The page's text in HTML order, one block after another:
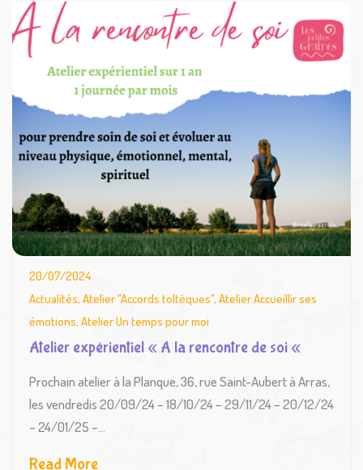
20/07/2024
Actualités, Atelier "Accords toltèques", Atelier Accueillir ses
émotions, Atelier Un temps pour moi
Atelier expérientiel « A la rencontre de soi «
Prochain atelier à la Planque, 36, rue Saint-Aubert à Arras,
les vendredis 20/09/24 – 18/10/24 – 29/11/24 – 20/12/24
– 24/01/25 –...
Read More